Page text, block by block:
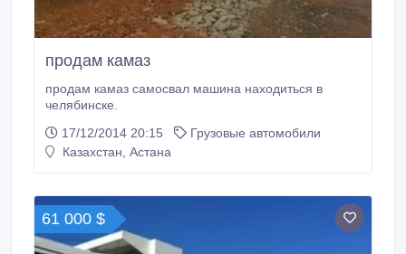
продам камаз
продам камаз самосвал машина находиться в
челябинске.
17/12/2014 20:15
Грузовые автомобили
Казахстан, Астана
61 000 $